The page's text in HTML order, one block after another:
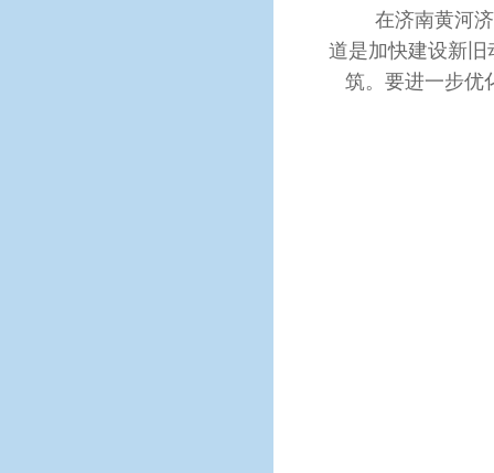
在济南黄河济
道是加快建设新
筑。要进一步优